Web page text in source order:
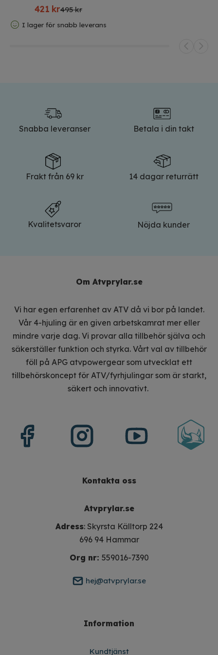
421 kr495 kr
I lager för snabb leverans
Snabba leveranser Betala i din takt
Frakt från 69 kr 14 dagar returrätt
Kvalitetsvaror Nöjda kunder
Om Atvprylar.se
Vi har egen erfarenhet av ATV då vi bor på landet.
Vår 4-hjuling är en given arbetskamrat mer eller
mindre varje dag. Vi provar alla tillbehör själva och
säkerställer funktion och styrka. Vårt val av tillbehör
föll på APG atvpowergear som utvecklat ett
tillbehörskoncept för ATV/fyrhjulingar som är starkt,
säkert och innovativt.
Kontakta oss
Atvprylar.se
Adress: Skyrsta Källtorp 224
696 94 Hammar
Org nr: 559016-7390
hej@atvprylar.se
Information
Kundtjänst